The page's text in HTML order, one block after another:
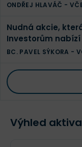
ONDŘEJ HLAVÁČ -
Nudná akcie,
Investorům
BC. PAVEL SÝKORA -
Výhled aktiva